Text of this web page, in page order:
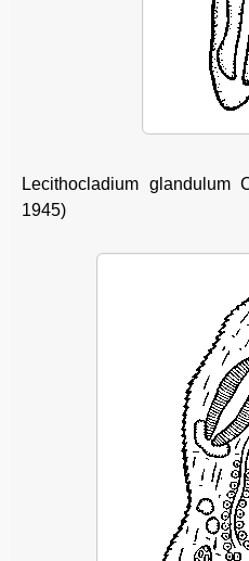
Lecithocladium glandulum
1945)